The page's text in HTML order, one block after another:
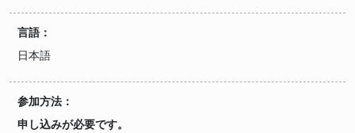
言語：
日本語
参加方法：
申し込みが必要です。